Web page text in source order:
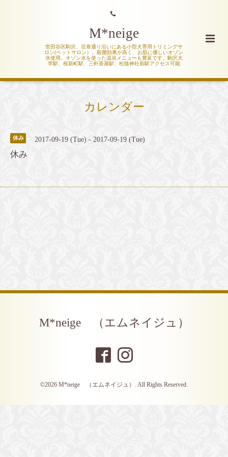
M*neige
世田谷区駒沢、弦巻通り沿いにある小型犬専用トリミングサ
ロン(ペットサロン）。殺菌効果が高く、お肌に優しいオゾン
水使用。オゾン水を使った温浴メニューも豊富です。駒沢大
学駅、桜新町駅、三軒茶屋駅、松陰神社前駅アクセス可能
カレンダー
休み 2017-09-19 (Tue) - 2017-09-19 (Tue)
休み
M*neige （エムネイジュ）
©2026 M*neige （エムネイジュ） . All Rights Reserved.